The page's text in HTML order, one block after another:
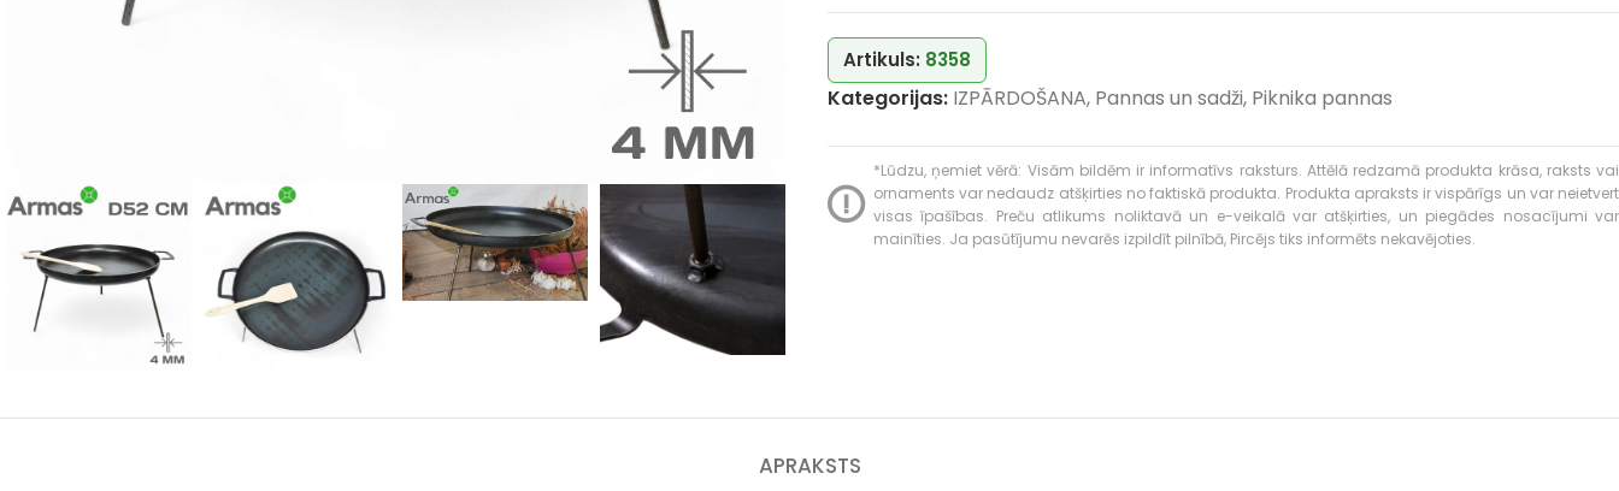
Artikuls: 8358
Kategorijas: IZPĀRDOŠANA, Pannas un sadži, Piknika pannas
*Lūdzu, ņemiet vērā: Visām bildēm ir informatīvs raksturs. Attēlā redzamā produkta krāsa, raksts vai
ornaments var nedaudz atšķirties no faktiskā produkta. Produkta apraksts ir vispārīgs un var neietvert
visas īpašības. Preču atlikums noliktavā un e-veikalā var atšķirties, un piegādes nosacījumi var
mainīties. Ja pasūtījumu nevarēs izpildīt pilnībā, Pircējs tiks informēts nekavējoties.
APRAKSTS